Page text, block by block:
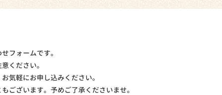
フォームです。
ください。
気軽にお申し込みください。
ございます。予めご了承くださいませ。